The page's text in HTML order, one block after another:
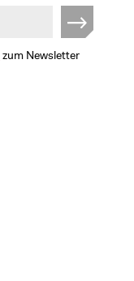
zum Newsletter